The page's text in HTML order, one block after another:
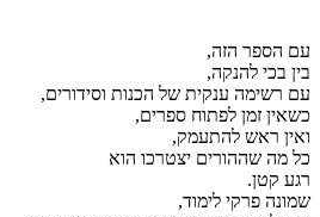
עם הספר הזה,
בין בכי להנקה,
עם רשימה ענקית של הכנות וסידורים,
כשאין זמן לפתוח ספרים,
ואין ראש להתעמק,
כל מה שההורים יצטרכו הוא
רגע קטן.
שמונה פרקי לימוד,